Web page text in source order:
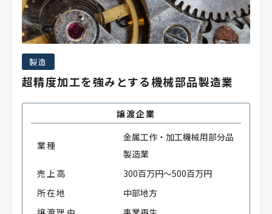
製造
超精度加工を強みとする機械部品製造業
譲渡企業
業種
金属工作・加工機械用部分品
製造業
売上高
300百万円～500百万円
所在地
中部地方